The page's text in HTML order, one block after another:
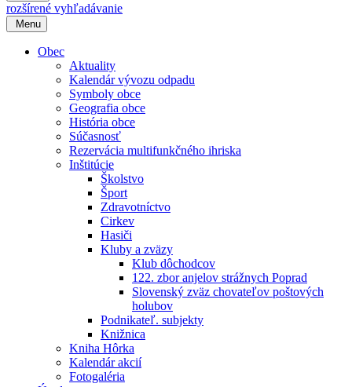
rozšírené vyhľadávanie
Menu
Obec
Aktuality
Kalendár vývozu odpadu
Symboly obce
Geografia obce
História obce
Súčasnosť
Rezervácia multifunkčného ihriska
Inštitúcie
Školstvo
Šport
Zdravotníctvo
Cirkev
Hasiči
Kluby a zväzy
Klub dôchodcov
122. zbor anjelov strážnych Poprad
Slovenský zväz chovateľov poštových
holubov
Podnikateľ. subjekty
Knižnica
Kniha Hôrka
Kalendár akcií
Fotogaléria